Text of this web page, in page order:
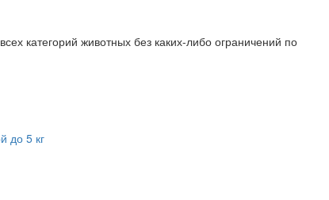
категорий животных без каких-либо ограничений по
до 5 кг